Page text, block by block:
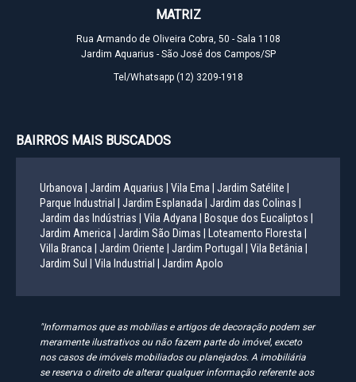
MATRIZ
Rua Armando de Oliveira Cobra, 50 - Sala 1108
Jardim Aquarius - São José dos Campos/SP
Tel/Whatsapp (12) 3209-1918
BAIRROS MAIS BUSCADOS
Urbanova | Jardim Aquarius | Vila Ema |
Jardim Satélite |
Parque Industrial |
Jardim Esplanada |
Jardim das Colinas |
Jardim das Indústrias |
Vila Adyana |
Bosque dos Eucaliptos |
Jardim America |
Jardim São Dimas |
Loteamento Floresta |
Villa Branca |
Jardim Oriente | Jardim Portugal |
Vila Betânia |
Jardim Sul |
Vila Industrial | Jardim Apolo
"Informamos que as mobílias e artigos de decoração podem ser
meramente ilustrativos ou não fazem parte do imóvel, exceto
nos casos de imóveis mobiliados ou planejados. A imobiliária
se reserva o direito de alterar qualquer informação referente aos